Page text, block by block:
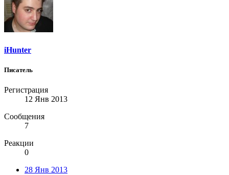
iHunter
Писатель
Регистрация
12 Янв 2013
Сообщения
7
Реакции
0
28 Янв 2013